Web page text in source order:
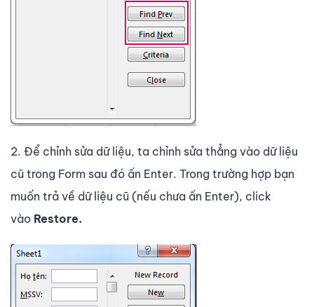
2. Để chỉnh sửa dữ liệu, ta chỉnh sửa thẳng vào dữ liệu
cũ trong Form sau đó ấn Enter. Trong trường hợp bạn
muốn trả về dữ liệu cũ (nếu chưa ấn Enter), click
vào Restore.